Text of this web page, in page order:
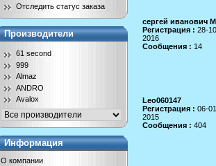
Отследить статус заказа
Производители
61 second
999
Almaz
ANDRO
Avalox
Информация
О компании
сергей иванович
Регистрация : 28-
2016
Сообщения : 14
Leo060147
Регистрация : 06-
2015
Сообщения : 404